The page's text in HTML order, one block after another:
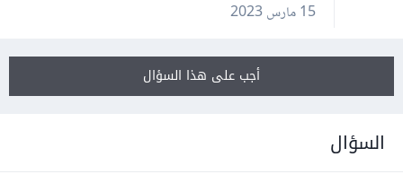
15 مارس 2023
أجب على هذا السؤال
السؤال